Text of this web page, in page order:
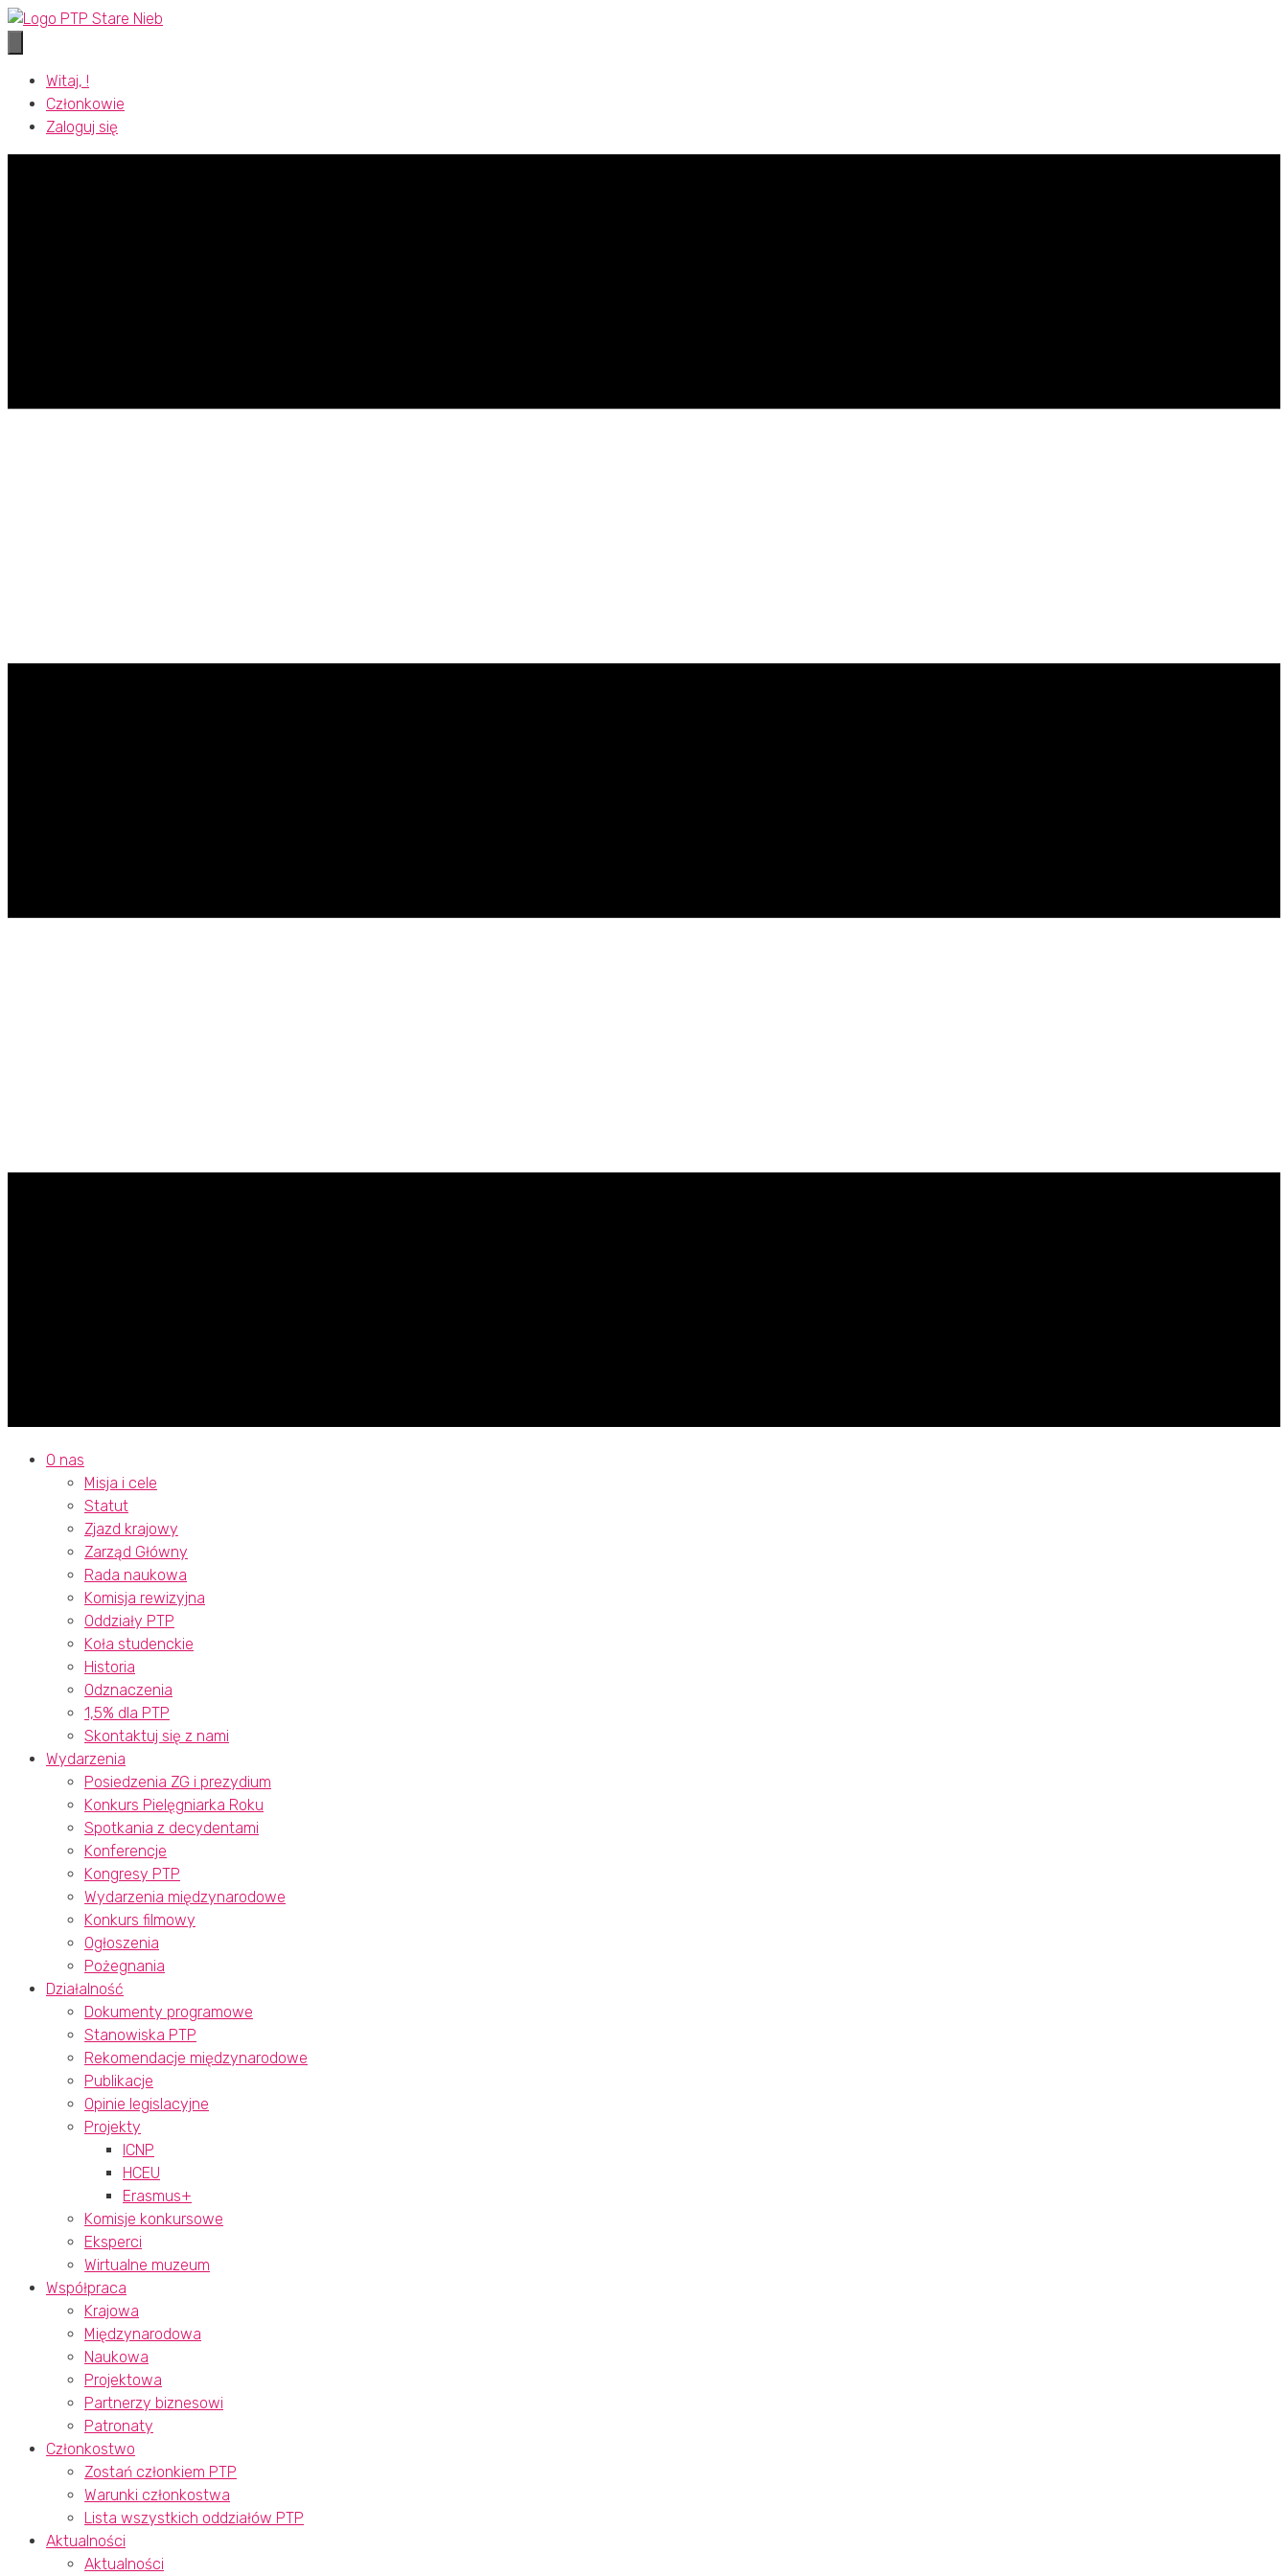
Przejdź
Witaj, !
Członkowie
Zaloguj się
O nas
Misja i cele
Statut
Zjazd krajowy
Zarząd Główny
Rada naukowa
Komisja rewizyjna
Oddziały PTP
Koła studenckie
Historia
Odznaczenia
1,5% dla PTP
Skontaktuj się z nami
Wydarzenia
Posiedzenia ZG i prezydium
Konkurs Pielęgniarka Roku
Spotkania z decydentami
Konferencje
Kongresy PTP
Wydarzenia międzynarodowe
Konkurs filmowy
Ogłoszenia
Pożegnania
Działalność
Dokumenty programowe
Stanowiska PTP
Rekomendacje międzynarodowe
Publikacje
Opinie legislacyjne
Projekty
ICNP
HCEU
Erasmus+
Komisje konkursowe
Eksperci
Wirtualne muzeum
Współpraca
Krajowa
Międzynarodowa
Naukowa
Projektowa
Partnerzy biznesowi
Patronaty
Członkostwo
Zostań członkiem PTP
Warunki członkostwa
Lista wszystkich oddziałów PTP
Aktualności
Aktualności